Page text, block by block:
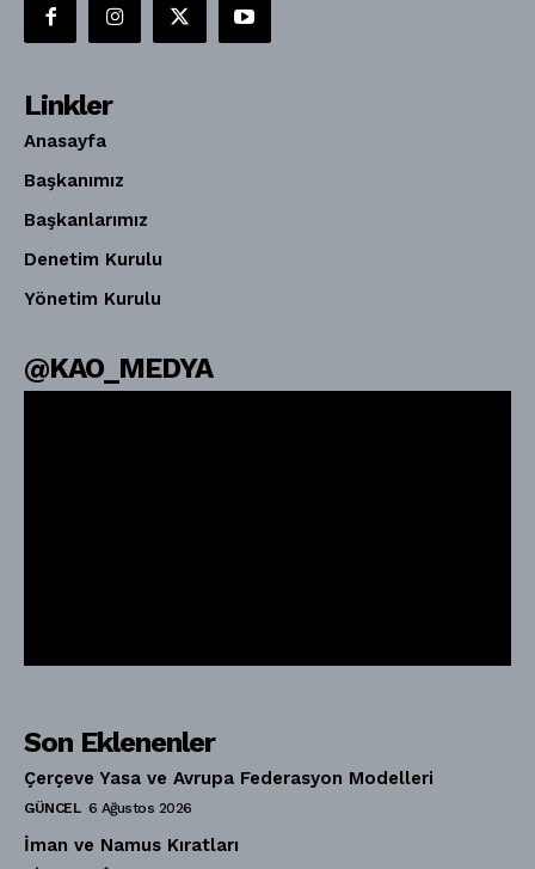
Linkler
Anasayfa
Başkanımız
Başkanlarımız
Denetim Kurulu
Yönetim Kurulu
@KAO_MEDYA
Son Eklenenler
Çerçeve Yasa ve Avrupa Federasyon Modelleri
GÜNCEL 6 Ağustos 2026
İman ve Namus Kıratları